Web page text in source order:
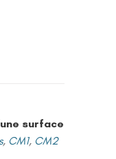
surface
, CM1, CM2